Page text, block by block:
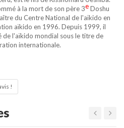
à la mort de son père 3eDoshu
du Centre National de l'aïkido en
aïkido en 1996. Depuis 1999, il
l'aïkido mondial sous le titre de
internationale.
!